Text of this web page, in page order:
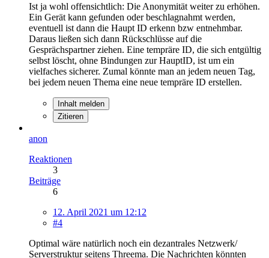
Ist ja wohl offensichtlich: Die Anonymität weiter zu erhöhen.
Ein Gerät kann gefunden oder beschlagnahmt werden,
eventuell ist dann die Haupt ID erkenn bzw entnehmbar.
Daraus ließen sich dann Rückschlüsse auf die
Gesprächspartner ziehen. Eine tempräre ID, die sich entgültig
selbst löscht, ohne Bindungen zur HauptID, ist um ein
vielfaches sicherer. Zumal könnte man an jedem neuen Tag,
bei jedem neuen Thema eine neue tempräre ID erstellen.
Inhalt melden
Zitieren
anon
Reaktionen
3
Beiträge
6
12. April 2021 um 12:12
#4
Optimal wäre natürlich noch ein dezantrales Netzwerk/
Serverstruktur seitens Threema. Die Nachrichten könnten